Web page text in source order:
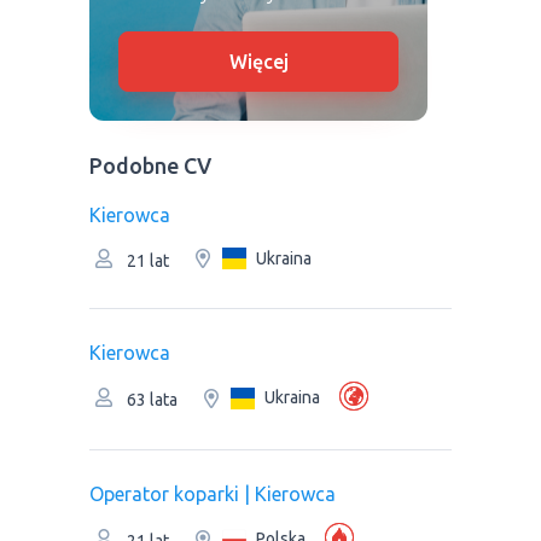
Więcej
Podobne CV
Kierowca
21 lat Ukraina
Kierowca
63 lata Ukraina
Operator koparki | Kierowca